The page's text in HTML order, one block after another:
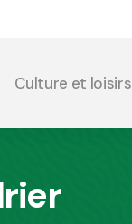
Culture et loisirs